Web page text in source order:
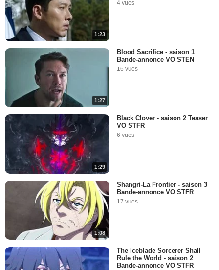
1:23
4 vues
1:27
Blood Sacrifice - saison 1
Bande-annonce VO STEN
16 vues
1:29
Black Clover - saison 2 Teaser
VO STFR
6 vues
1:08
Shangri-La Frontier - saison 3
Bande-annonce VO STFR
17 vues
The Iceblade Sorcerer Shall
Rule the World - saison 2
Bande-annonce VO STFR